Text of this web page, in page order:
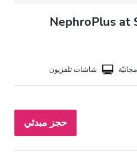
NephroPlus at
شاشات تلفزيون
حجز مبدئي